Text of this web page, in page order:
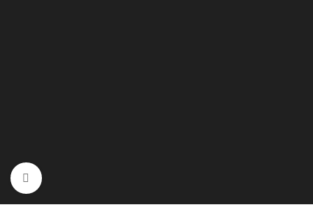
Click to enlarge